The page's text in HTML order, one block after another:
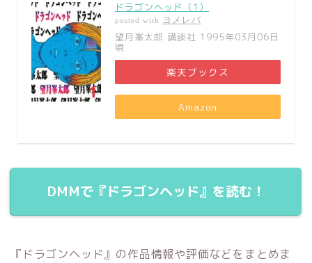
ドラゴンヘッド（1）
posted with ヨメレバ
望月峯太郎 講談社 1995年03月06日
頃
楽天ブックス
Amazon
DMMで『ドラゴンヘッド』を読む！
『ドラゴンヘッド』の作品情報や評価などをまとめま